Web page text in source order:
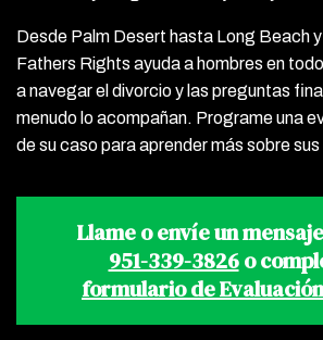
Desde Palm Desert hasta Long Beach
Fathers Rights ayuda a hombres en
a navegar el divorcio y las preguntas
menudo lo acompañan. Programe una
de su caso para aprender más sobre
Llame o envíe un
951-339-3826o
formulario de